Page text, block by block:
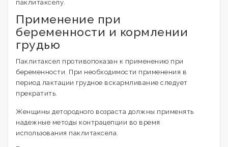
паклитакселу.
Применение при
беременности и кормлении
грудью
Паклитаксел противопоказан к применению при
беременности. При необходимости применения в
период лактации грудное вскармливание следует
прекратить.
Женщины детородного возраста должны применять
надежные методы контрацепции во время
использования паклитаксела.